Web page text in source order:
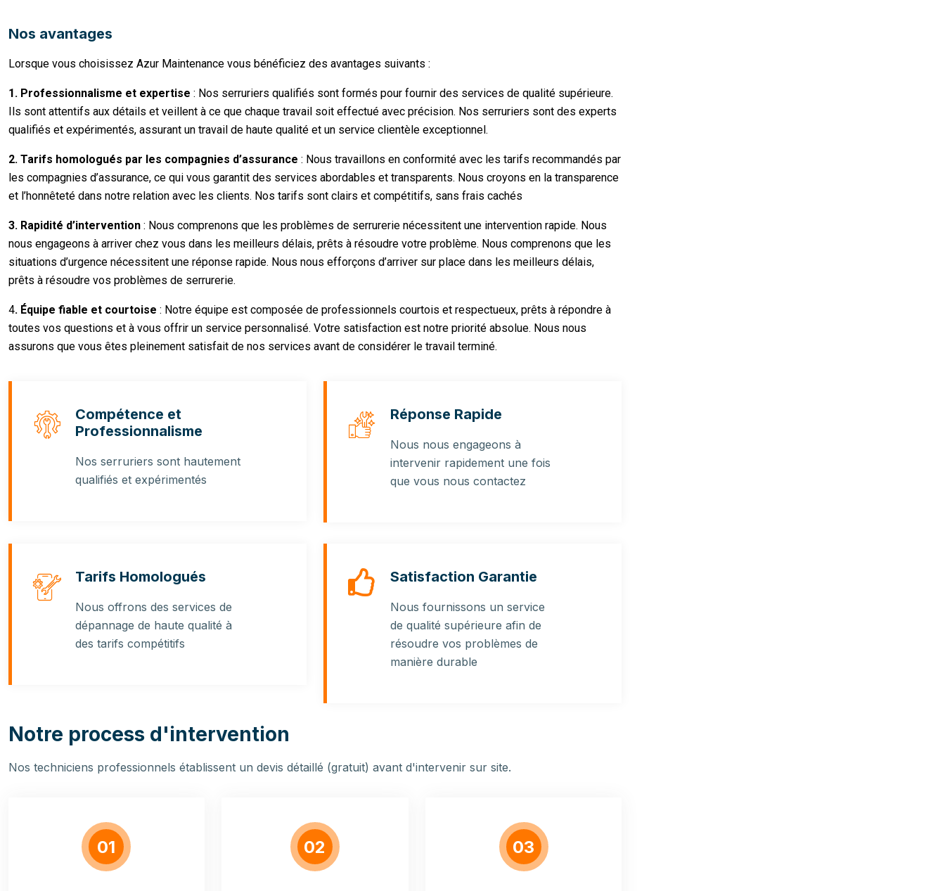
Nos avantages
Lorsque vous choisissez Azur Maintenance vous bénéficiez des avantages suivants :
1. Professionnalisme et expertise : Nos serruriers qualifiés sont formés pour fournir des services de qualité supérieure.
Ils sont attentifs aux détails et veillent à ce que chaque travail soit effectué avec précision. Nos serruriers sont des experts
qualifiés et expérimentés, assurant un travail de haute qualité et un service clientèle exceptionnel.
2. Tarifs homologués par les compagnies d’assurance : Nous travaillons en conformité avec les tarifs recommandés par
les compagnies d’assurance, ce qui vous garantit des services abordables et transparents. Nous croyons en la transparence
et l’honnêteté dans notre relation avec les clients. Nos tarifs sont clairs et compétitifs, sans frais cachés
3. Rapidité d’intervention : Nous comprenons que les problèmes de serrurerie nécessitent une intervention rapide. Nous
nous engageons à arriver chez vous dans les meilleurs délais, prêts à résoudre votre problème. Nous comprenons que les
situations d’urgence nécessitent une réponse rapide. Nous nous efforçons d’arriver sur place dans les meilleurs délais,
prêts à résoudre vos problèmes de serrurerie.
4. Équipe fiable et courtoise : Notre équipe est composée de professionnels courtois et respectueux, prêts à répondre à
toutes vos questions et à vous offrir un service personnalisé. Votre satisfaction est notre priorité absolue. Nous nous
assurons que vous êtes pleinement satisfait de nos services avant de considérer le travail terminé.
Compétence et
Professionnalisme
Nos serruriers sont hautement
qualifiés et expérimentés
Réponse Rapide
Nous nous engageons à
intervenir rapidement une fois
que vous nous contactez
Tarifs Homologués
Nous offrons des services de
dépannage de haute qualité à
des tarifs compétitifs
Satisfaction Garantie
Nous fournissons un service
de qualité supérieure afin de
résoudre vos problèmes de
manière durable
Notre process d'intervention
Nos techniciens professionnels établissent un devis détaillé (gratuit) avant d'intervenir sur site.
01 02 03